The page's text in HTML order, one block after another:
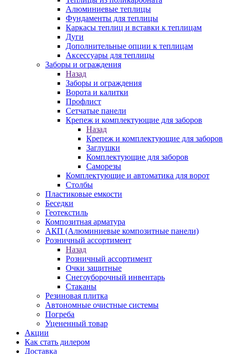
Алюминиевые теплицы
Фундаменты для теплицы
Каркасы теплиц и вставки к теплицам
Дуги
Дополнительные опции к теплицам
Аксессуары для теплицы
Заборы и ограждения
Назад
Заборы и ограждения
Ворота и калитки
Профлист
Сетчатые панели
Крепеж и комплектующие для заборов
Назад
Крепеж и комплектующие для заборов
Заглушки
Комплектующие для заборов
Саморезы
Комплектующие и автоматика для ворот
Столбы
Пластиковые емкости
Беседки
Геотекстиль
Композитная арматура
АКП (Алюминиевые композитные панели)
Розничный ассортимент
Назад
Розничный ассортимент
Очки защитные
Снегоуборочный инвентарь
Стаканы
Резиновая плитка
Автономные очистные системы
Погреба
Уцененный товар
Акции
Как стать дилером
Доставка